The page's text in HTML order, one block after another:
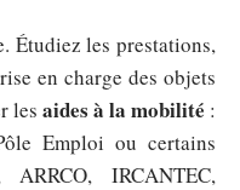
Étudiez les prestations,
en charge des objets
les aides à la mobilité :
Emploi ou certains
IRCANTEC,